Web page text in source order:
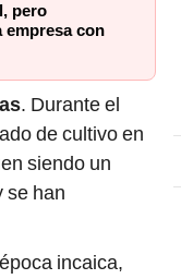
pero
empresa con
. Durante el
de cultivo en
siendo un
se han
incaica,